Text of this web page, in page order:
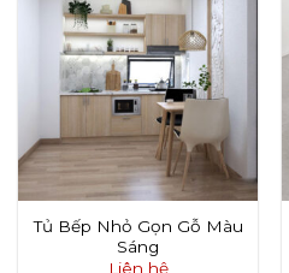
Tủ Bếp Nhỏ Gọn Gỗ Màu
Sáng
Liên hệ